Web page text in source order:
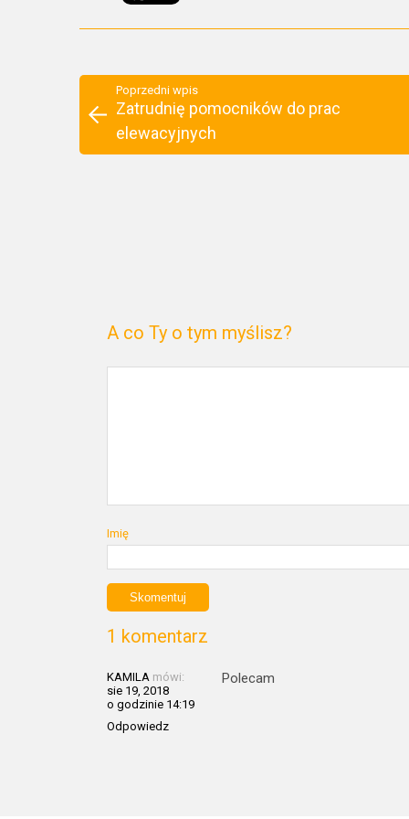
Poprzedni wpis
Zatrudnię pomocników do prac
elewacyjnych
A co Ty o tym myślisz?
Imię
1 komentarz
KAMILA mówi:
sie 19, 2018
o godzinie 14:19
Odpowiedz
Polecam